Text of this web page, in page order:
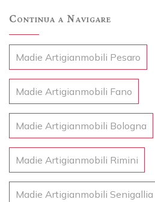
Continua a Navigare
Madie Artigianmobili Pesaro
Madie Artigianmobili Fano
Madie Artigianmobili Bologna
Madie Artigianmobili Rimini
Madie Artigianmobili Senigallia